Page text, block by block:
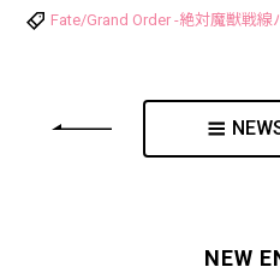
Fate/Grand Order -絶対魔獣戦線
NEW